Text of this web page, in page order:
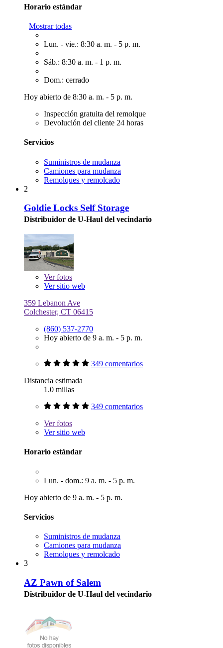
Horario estándar
Mostrar todas
Lun. - vie.: 8:30 a. m. - 5 p. m.
Sáb.: 8:30 a. m. - 1 p. m.
Dom.: cerrado
Hoy abierto de 8:30 a. m. - 5 p. m.
Inspección gratuita del remolque
Devolución del cliente 24 horas
Servicios
Suministros de mudanza
Camiones para mudanza
Remolques y remolcado
2
Goldie Locks Self Storage
Distribuidor de U-Haul del vecindario
Verfotos
Ver sitio web
359 Lebanon Ave
Colchester, CT 06415
(860) 537-2770
Hoy abierto de 9 a. m. - 5 p. m.
349 comentarios
Distancia estimada
1.0 millas
349 comentarios
Verfotos
Ver sitio web
Horario estándar
Lun. - dom.: 9 a. m. - 5 p. m.
Hoy abierto de 9 a. m. - 5 p. m.
Servicios
Suministros de mudanza
Camiones para mudanza
Remolques y remolcado
3
AZ Pawn of Salem
Distribuidor de U-Haul del vecindario